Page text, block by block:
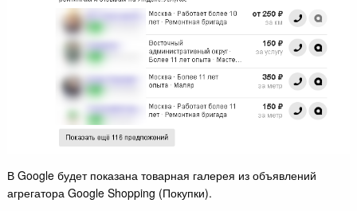
В Google будет показана товарная галерея из объявлений
агрегатора Google Shopping (Покупки).